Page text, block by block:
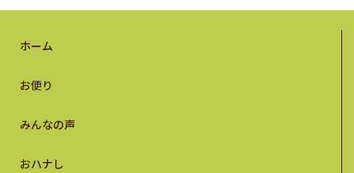
ホーム
お便り
みんなの声
おハナし